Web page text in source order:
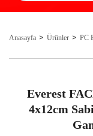
Anasayfa Ürünler PC
Everest
4x12cm